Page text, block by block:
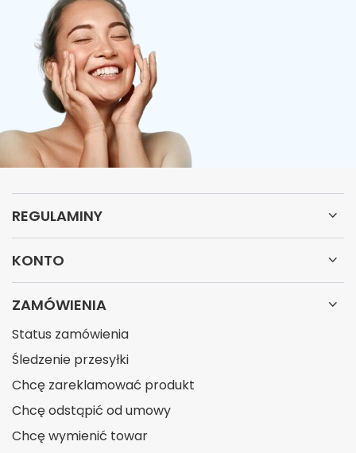
REGULAMINY
KONTO
ZAMÓWIENIA
Status zamówienia
Śledzenie przesyłki
Chcę zareklamować produkt
Chcę odstąpić od umowy
Chcę wymienić towar